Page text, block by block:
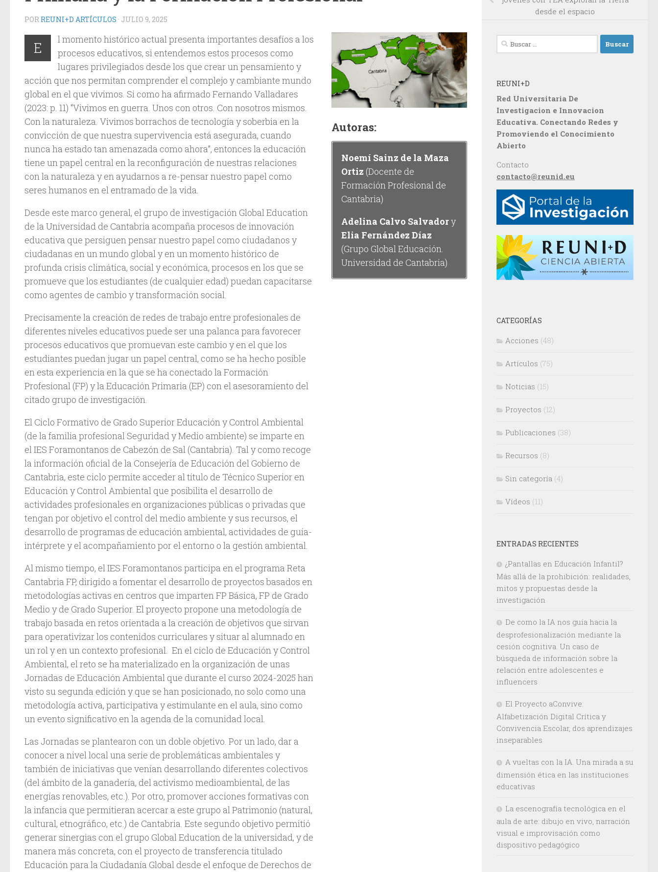
POR REUNI+D ARTÍCULOS · JULIO 9, 2025
E
l momento histórico actual presenta importantes desafíos a los
procesos educativos, si entendemos estos procesos como
lugares privilegiados desde los que crear un pensamiento y
acción que nos permitan comprender el complejo y cambiante mundo
global en el que vivimos. Si como ha afirmado Fernando Valladares
(2023: p. 11) “Vivimos en guerra. Unos con otros. Con nosotros mismos.
Con la naturaleza. Vivimos borrachos de tecnología y soberbia en la
convicción de que nuestra supervivencia está asegurada, cuando
nunca ha estado tan amenazada como ahora”, entonces la educación
tiene un papel central en la reconfiguración de nuestras relaciones
con la naturaleza y en ayudarnos a re-pensar nuestro papel como
seres humanos en el entramado de la vida.
Desde este marco general, el grupo de investigación Global Education
de la Universidad de Cantabria acompaña procesos de innovación
educativa que persiguen pensar nuestro papel como ciudadanos y
ciudadanas en un mundo global y en un momento histórico de
profunda crisis climática, social y económica, procesos en los que se
promueve que los estudiantes (de cualquier edad) puedan capacitarse
como agentes de cambio y transformación social.
Precisamente la creación de redes de trabajo entre profesionales de
diferentes niveles educativos puede ser una palanca para favorecer
procesos educativos que promuevan este cambio y en el que los
estudiantes puedan jugar un papel central, como se ha hecho posible
en esta experiencia en la que se ha conectado la Formación
Profesional (FP) y la Educación Primaria (EP) con el asesoramiento del
citado grupo de investigación.
El Ciclo Formativo de Grado Superior Educación y Control Ambiental
(de la familia profesional Seguridad y Medio ambiente) se imparte en
el IES Foramontanos de Cabezón de Sal (Cantabria). Tal y como recoge
la información oficial de la Consejería de Educación del Gobierno de
Cantabria, este ciclo permite acceder al título de Técnico Superior en
Educación y Control Ambiental que posibilita el desarrollo de
actividades profesionales en organizaciones públicas o privadas que
tengan por objetivo el control del medio ambiente y sus recursos, el
desarrollo de programas de educación ambiental, actividades de guía-
intérprete y el acompañamiento por el entorno o la gestión ambiental.
Al mismo tiempo, el IES Foramontanos participa en el programa Reta
Cantabria FP, dirigido a fomentar el desarrollo de proyectos basados en
metodologías activas en centros que imparten FP Básica, FP de Grado
Medio y de Grado Superior. El proyecto propone una metodología de
trabajo basada en retos orientada a la creación de objetivos que sirvan
para operativizar los contenidos curriculares y situar al alumnado en
un rol y en un contexto profesional. En el ciclo de Educación y Control
Ambiental, el reto se ha materializado en la organización de unas
Jornadas de Educación Ambiental que durante el curso 2024-2025 han
visto su segunda edición y que se han posicionado, no solo como una
metodología activa, participativa y estimulante en el aula, sino como
un evento significativo en la agenda de la comunidad local.
Las Jornadas se plantearon con un doble objetivo. Por un lado, dar a
conocer a nivel local una serie de problemáticas ambientales y
también de iniciativas que venían desarrollando diferentes colectivos
(del ámbito de la ganadería, del activismo medioambiental, de las
energías renovables, etc.). Por otro, promover acciones formativas con
la infancia que permitieran acercar a este grupo al Patrimonio (natural,
cultural, etnográfico, etc.) de Cantabria. Este segundo objetivo permitió
generar sinergias con el grupo Global Education de la universidad, y de
manera más concreta, con el proyecto de transferencia titulado
Educación para la Ciudadanía Global desde el enfoque de Derechos de
Autoras:
Noemí Sainz de la Maza
Ortiz (Docente de
Formación Profesional de
Cantabria)
Adelina Calvo Salvadory
Elia Fernández Díaz
(Grupo Global Educación.
Universidad de Cantabria)
desde el espacio
Buscar:
REUNI+D
Red Universitaria De
Investigacion e Innovacion
Educativa. Conectando Redes y
Promoviendo el Conocimiento
Abierto
Contacto
contacto@reunid.eu
CATEGORÍAS
Acciones (48)
Artículos (75)
Noticias (15)
Proyectos (12)
Publicaciones (38)
Recursos (8)
Sin categoría (4)
Vídeos (11)
ENTRADAS RECIENTES
¿Pantallas en Educación Infantil?
Más allá de la prohibición: realidades,
mitos y propuestas desde la
investigación
De como la IA nos guía hacia la
desprofesionalización mediante la
cesión cognitiva. Un caso de
búsqueda de información sobre la
relación entre adolescentes e
influencers
El Proyecto aConvive:
Alfabetización Digital Crítica y
Convivencia Escolar, dos aprendizajes
inseparables
A vueltas con la IA. Una mirada a su
dimensión ética en las instituciones
educativas
La escenografía tecnológica en el
aula de arte: dibujo en vivo, narración
visual e improvisación como
dispositivo pedagógico